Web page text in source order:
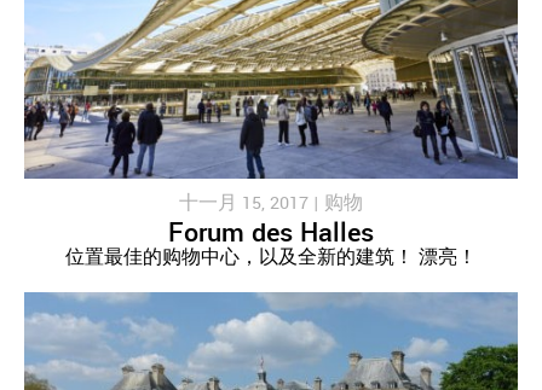
十一月 15, 2017 | 购物
Forum des Halles
位置最佳的购物中心，以及全新的建筑！ 漂亮！